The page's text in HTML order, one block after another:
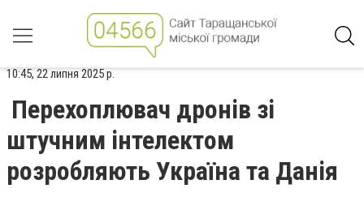
10:45, 22 липня 2025 р.
Перехоплювач дронів зі
штучним інтелектом
розробляють Україна та Данія